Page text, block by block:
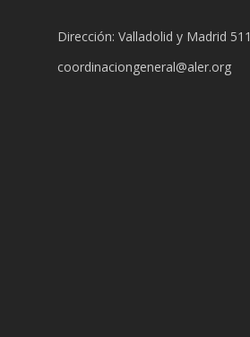
Dirección: Valladolid y Madrid 511
coordinaciongeneral@aler.org